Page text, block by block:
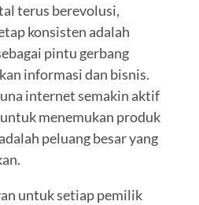
terus berevolusi,
konsisten adalah
pintu gerbang
informasi dan bisnis.
internet semakin aktif
menemukan produk
peluang besar yang
untuk setiap pemilik